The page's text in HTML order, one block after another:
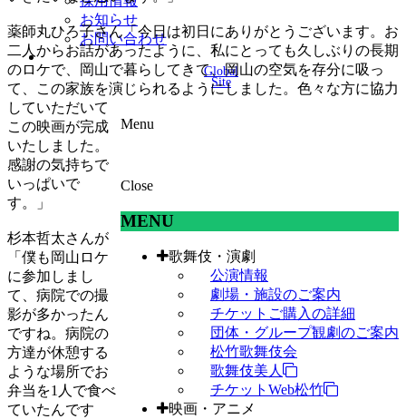
お知らせ
お問い合わせ
Global
Site
Menu
Close
MENU
歌舞伎・演劇
公演情報
劇場・施設のご案内
チケットご購入の詳細
団体・グループ観劇のご案内
松竹歌舞伎会
歌舞伎美人
チケットWeb松竹
映画・アニメ
薬師丸ひろ子さん「今日は初日にありがとうございます。お
二人からお話があったように、私にとっても久しぶりの長期
のロケで、岡山で暮らしてきて、岡山の空気を存分に吸っ
て、この家族を演じられるようにしました。色々な方に協力
していただいて
この映画が完成
いたしました。
感謝の気持ちで
いっぱいで
す。」
杉本哲太さんが
「僕も岡山ロケ
に参加しまし
て、病院での撮
影が多かったん
ですね。病院の
方達が休憩する
ような場所でお
弁当を1人で食べ
ていたんです